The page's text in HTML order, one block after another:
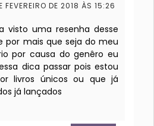
FEVEREIRO DE 2018 ÀS 15:26
visto uma resenha desse
por mais que seja do meu
por causa do genêro eu
dica passar pois estou
livros únicos ou que já
já lançados